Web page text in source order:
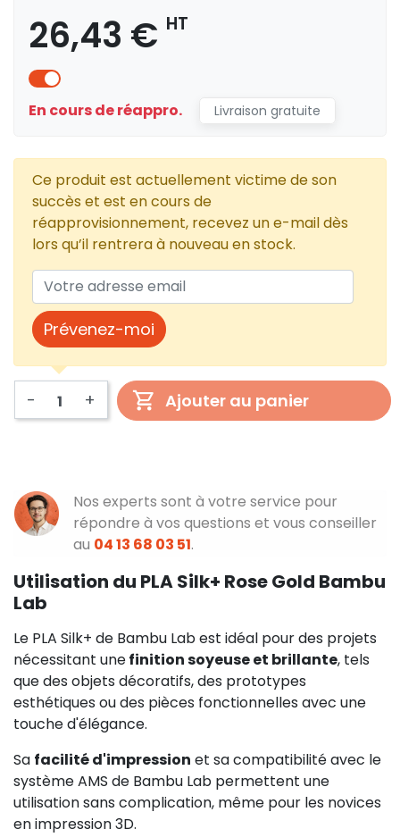
26,43 € HT
En cours de réappro. Livraison gratuite
Ce produit est actuellement victime de son
succès et est en cours de
réapprovisionnement, recevez un e-mail dès
lors qu’il rentrera à nouveau en stock.
Prévenez-moi
- + Ajouter au panier
Nos experts sont à votre service pour
répondre à vos questions et vous conseiller
au 04 13 68 03 51.
Utilisation du PLA Silk+ Rose Gold Bambu
Lab
Le PLA Silk+ de Bambu Lab est idéal pour des projets
nécessitant unefinition soyeuse et brillante, tels
que des objets décoratifs, des prototypes
esthétiques ou des pièces fonctionnelles avec une
touche d'élégance.
Sa facilité d'impression et sa compatibilité avec le
système AMS de Bambu Lab permettent une
utilisation sans complication, même pour les novices
en impression 3D.